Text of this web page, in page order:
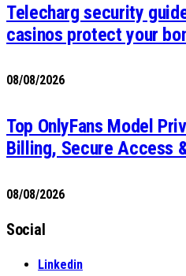
Telecharg security
casinos protect your
08/08/2026
Top OnlyFans Model
Billing, Secure Access
08/08/2026
Social
Linkedin